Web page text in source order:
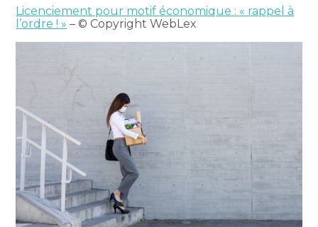
Licenciement pour motif économique : « rappel à
l’ordre ! » – © Copyright WebLex